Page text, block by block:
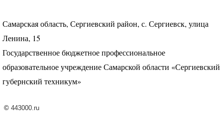
Самарская область, Сергиевский район, с. Сергиевск, улица
Ленина, 15
Государственное бюджетное профессиональное
образовательное учреждение Самарской области «Сергиевский
губернский техникум»
© 443000.ru